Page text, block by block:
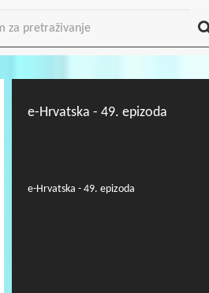
e-Hrvatska - 49. epizoda
e-Hrvatska - 49. epizoda